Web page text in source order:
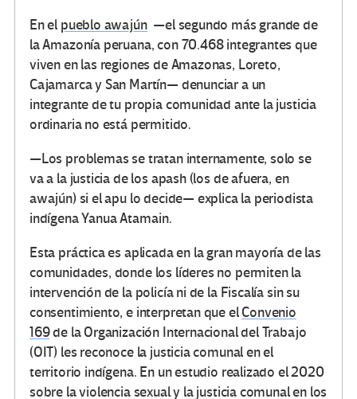
En el pueblo awajún—el segundo más grande de
la Amazonía peruana, con 70.468 integrantes que
viven en las regiones de Amazonas, Loreto,
Cajamarca y San Martín— denunciar a un
integrante de tu propia comunidad ante la justicia
ordinaria no está permitido.
—Los problemas se tratan internamente, solo se
va a la justicia de los apash (los de afuera, en
awajún) si el apu lo decide— explica la periodista
indígena Yanua Atamain.
Esta práctica es aplicada en la gran mayoría de las
comunidades, donde los líderes no permiten la
intervención de la policía ni de la Fiscalía sin su
consentimiento, e interpretan que elConvenio
169de la Organización Internacional del Trabajo
(OIT) les reconoce la justicia comunal en el
territorio indígena. En un estudio realizado el 2020
sobre la violencia sexual y la justicia comunal en los